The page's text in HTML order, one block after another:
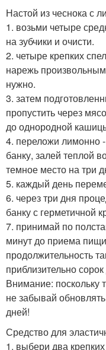
Настой из чеснока с
1. возьми четыре
на зубчики и очисти.
2. четыре крепких
нарежь
нужно.
3. затем
пропустить через
до однородной
4. переложи лимонно
банку, залей теплой
темное место на три
5. каждый день
6. через три дня
банку с герметичной
7. принимай по
минут до приема
продолжительность
приблизительно
Внимание: поскольку
не забывай
дней!
Средство для
1. выбери два